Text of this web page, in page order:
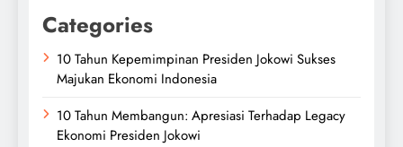
Categories
10 Tahun Kepemimpinan Presiden Jokowi Sukses
Majukan Ekonomi Indonesia
10 Tahun Membangun: Apresiasi Terhadap Legacy
Ekonomi Presiden Jokowi